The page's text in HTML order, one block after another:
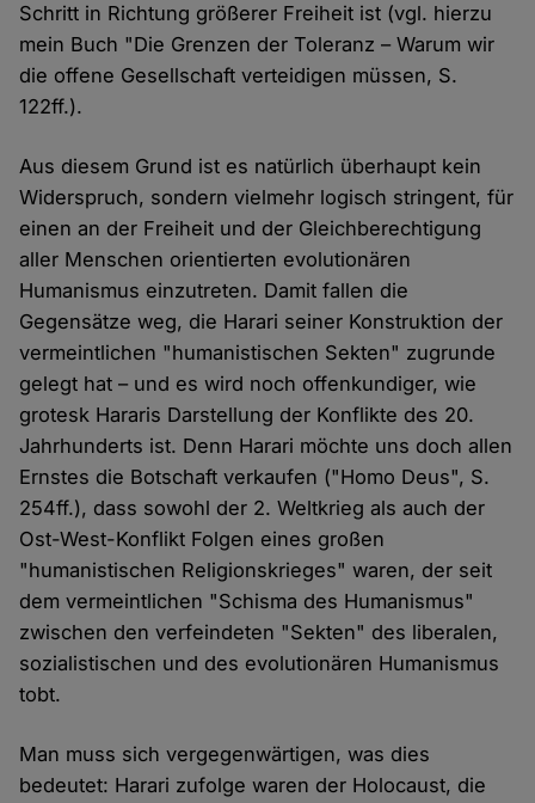
Schritt in Richtung größerer Freiheit ist (vgl. hierzu
mein Buch "Die Grenzen der Toleranz – Warum wir
die offene Gesellschaft verteidigen müssen, S.
122ff.).
Aus diesem Grund ist es natürlich überhaupt kein
Widerspruch, sondern vielmehr logisch stringent, für
einen an der Freiheit und der Gleichberechtigung
aller Menschen orientierten evolutionären
Humanismus einzutreten. Damit fallen die
Gegensätze weg, die Harari seiner Konstruktion der
vermeintlichen "humanistischen Sekten" zugrunde
gelegt hat – und es wird noch offenkundiger, wie
grotesk Hararis Darstellung der Konflikte des 20.
Jahrhunderts ist. Denn Harari möchte uns doch allen
Ernstes die Botschaft verkaufen ("Homo Deus", S.
254ff.), dass sowohl der 2. Weltkrieg als auch der
Ost-West-Konflikt Folgen eines großen
"humanistischen Religionskrieges" waren, der seit
dem vermeintlichen "Schisma des Humanismus"
zwischen den verfeindeten "Sekten" des liberalen,
sozialistischen und des evolutionären Humanismus
tobt.
Man muss sich vergegenwärtigen, was dies
bedeutet: Harari zufolge waren der Holocaust, die